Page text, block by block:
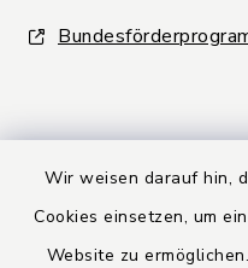
Wir weisen darauf hin,
Cookies einsetzen, um
Website zu